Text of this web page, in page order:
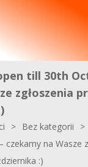
till 30th
zgłoszenia
> Bez kategorii >
na Wasze
:)